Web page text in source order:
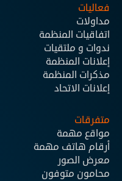
فعاليات
مداولات
اتفاقيات المنظمة
ندوات و ملتقيات
إعلانات المنظمة
مذكرات المنظمة
إعلانات الاتحاد
متفرقات
مواقع مهمة
أرقام هاتف مهمة
معرض الصور
محامون متوفون